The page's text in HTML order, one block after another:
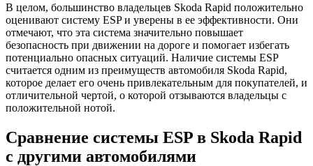
В целом, большинство владельцев Skoda Rapid положительно
оценивают систему ESP и уверены в ее эффективности. Они
отмечают, что эта система значительно повышает
безопасность при движении на дороге и помогает избегать
потенциально опасных ситуаций. Наличие системы ESP
считается одним из преимуществ автомобиля Skoda Rapid,
которое делает его очень привлекательным для покупателей, и
отличительной чертой, о которой отзываются владельцы с
положительной нотой.
Сравнение системы ESP в Skoda Rapid
с другими автомобилями